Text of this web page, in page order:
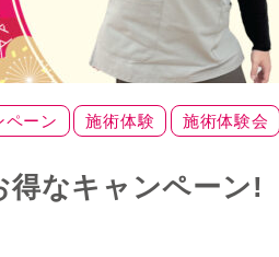
ペーン 施術体験 施術体験会
得なキャンペーン!